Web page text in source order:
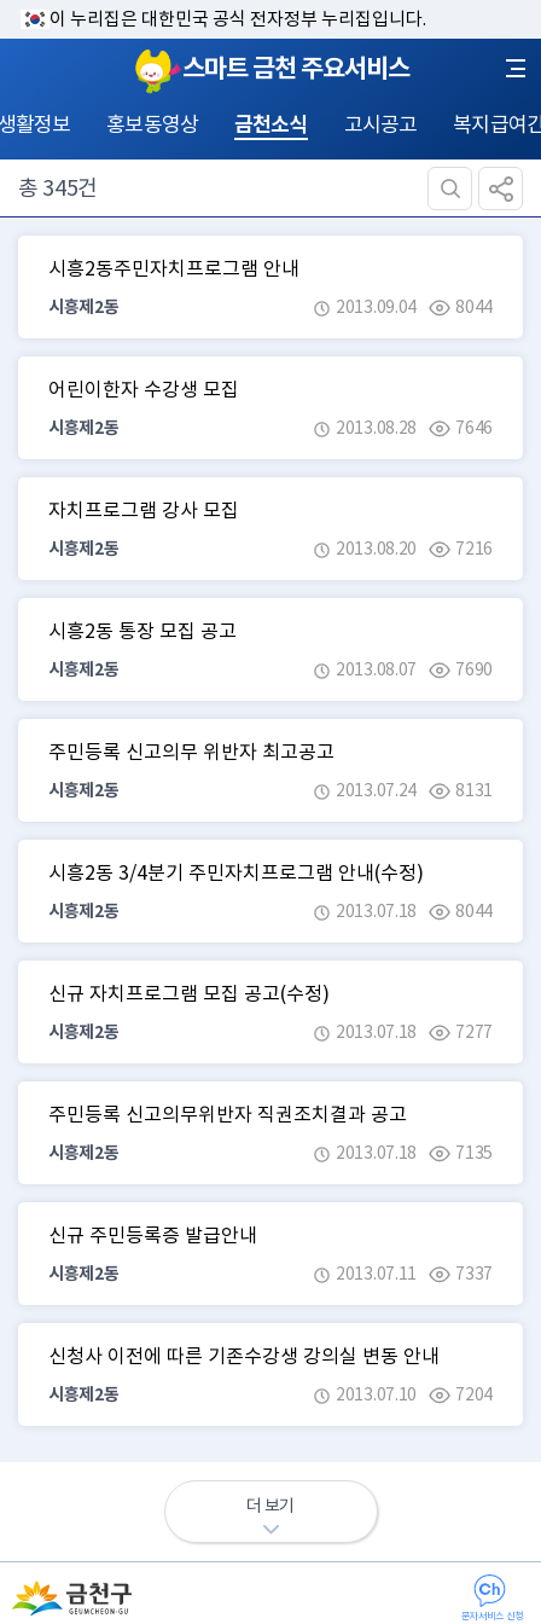
이 누리집은 대한민국 공식 전자정부 누리집입니다.
스마트 금천 주요서비스
활정보 홍보동영상 금천소식 고시공고 복지급여
문자서비스 신청
총 345건
시흥2동주민자치프로그램 안내
시흥제2동 2013.09.04 8044
어린이한자 수강생 모집
시흥제2동 2013.08.28 7646
자치프로그램 강사 모집
시흥제2동 2013.08.20 7216
시흥2동 통장 모집 공고
시흥제2동 2013.08.07 7690
주민등록 신고의무 위반자 최고공고
시흥제2동 2013.07.24 8131
시흥2동 3/4분기 주민자치프로그램 안내(수정)
시흥제2동 2013.07.18 8044
신규 자치프로그램 모집 공고(수정)
시흥제2동 2013.07.18 7277
주민등록 신고의무위반자 직권조치결과 공고
시흥제2동 2013.07.18 7135
신규 주민등록증 발급안내
시흥제2동 2013.07.11 7337
신청사 이전에 따른 기존수강생 강의실 변동 안내
시흥제2동 2013.07.10 7204
더 보기